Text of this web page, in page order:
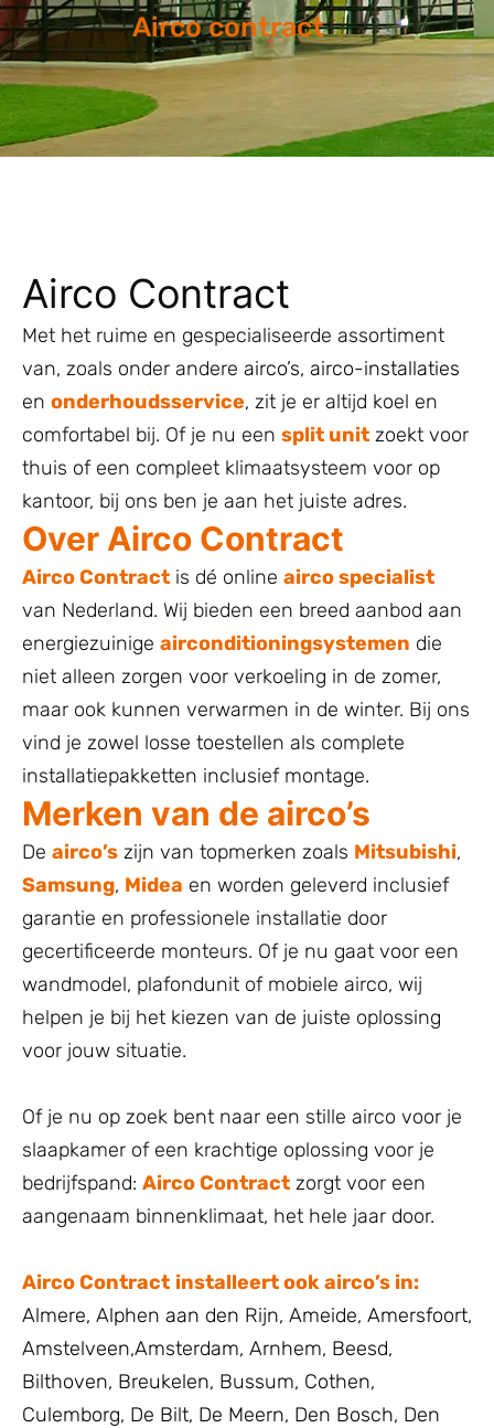
Airco contract
Airco Contract
Met het ruime en gespecialiseerde assortiment
van, zoals onder andere airco’s, airco-installaties
en onderhoudsservice, zit je er altijd koel en
comfortabel bij. Of je nu een split unit zoekt voor
thuis of een compleet klimaatsysteem voor op
kantoor, bij ons ben je aan het juiste adres.
Over Airco Contract
Airco Contract is dé online airco specialist
van Nederland. Wij bieden een breed aanbod aan
energiezuinige airconditioningsystemen die
niet alleen zorgen voor verkoeling in de zomer,
maar ook kunnen verwarmen in de winter. Bij ons
vind je zowel losse toestellen als complete
installatiepakketten inclusief montage.
Merken van de airco’s
De airco’s zijn van topmerken zoals Mitsubishi,
Samsung, Midea en worden geleverd inclusief
garantie en professionele installatie door
gecertificeerde monteurs. Of je nu gaat voor een
wandmodel, plafondunit of mobiele airco, wij
helpen je bij het kiezen van de juiste oplossing
voor jouw situatie.
Of je nu op zoek bent naar een stille airco voor je
slaapkamer of een krachtige oplossing voor je
bedrijfspand: Airco Contract zorgt voor een
aangenaam binnenklimaat, het hele jaar door.
Airco Contract installeert ook airco’s in:
Almere, Alphen aan den Rijn, Ameide, Amersfoort,
Amstelveen,Amsterdam, Arnhem, Beesd,
Bilthoven, Breukelen, Bussum, Cothen,
Culemborg, De Bilt, De Meern, Den Bosch, Den